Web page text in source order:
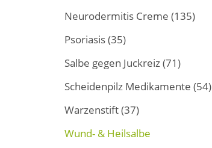
Neurodermitis Creme (135)
Psoriasis(35)
Salbe gegen Juckreiz(71)
Scheidenpilz Medikamente (54)
Warzenstift(37)
Wund- & Heilsalbe